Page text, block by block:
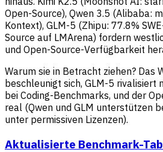
Open-Source), Qwen 3.5 (Alibaba:
Kontext), GLM-5 (Zhipu: 77.8%
Source auf LMArena) fordern
und Open-Source-Verfügbarkeit
Warum sie in Betracht ziehen? Das
beschleunigt sich, GLM-5 rivalisiert
bei Coding-Benchmarks, und der
real (Qwen und GLM unterstützen
unter permissiven Lizenzen).
Aktualisierte Benchmark-